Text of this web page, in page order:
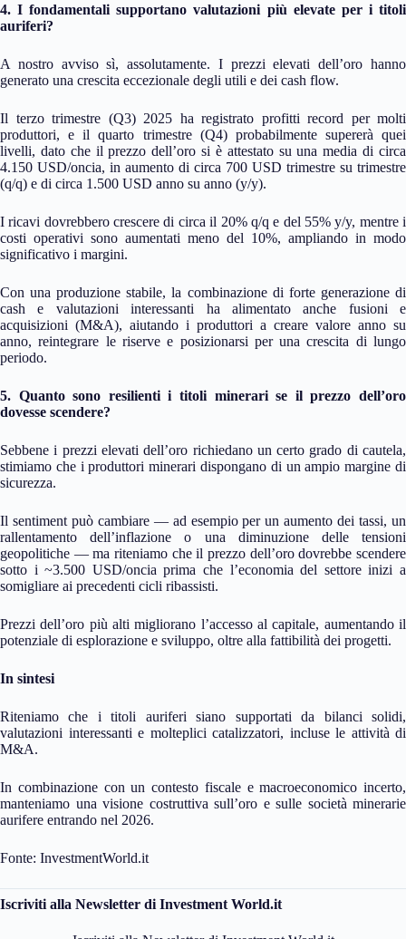
4. I fondamentali supportano valutazioni più elevate per i titoli
auriferi?
A nostro avviso sì, assolutamente. I prezzi elevati dell’oro hanno
generato una crescita eccezionale degli utili e dei cash flow.
Il terzo trimestre (Q3) 2025 ha registrato profitti record per molti
produttori, e il quarto trimestre (Q4) probabilmente supererà quei
livelli, dato che il prezzo dell’oro si è attestato su una media di circa
4.150 USD/oncia, in aumento di circa 700 USD trimestre su trimestre
(q/q) e di circa 1.500 USD anno su anno (y/y).
I ricavi dovrebbero crescere di circa il 20% q/q e del 55% y/y, mentre i
costi operativi sono aumentati meno del 10%, ampliando in modo
significativo i margini.
Con una produzione stabile, la combinazione di forte generazione di
cash e valutazioni interessanti ha alimentato anche fusioni e
acquisizioni (M&A), aiutando i produttori a creare valore anno su
anno, reintegrare le riserve e posizionarsi per una crescita di lungo
periodo.
5. Quanto sono resilienti i titoli minerari se il prezzo dell’oro
dovesse scendere?
Sebbene i prezzi elevati dell’oro richiedano un certo grado di cautela,
stimiamo che i produttori minerari dispongano di un ampio margine di
sicurezza.
Il sentiment può cambiare — ad esempio per un aumento dei tassi, un
rallentamento dell’inflazione o una diminuzione delle tensioni
geopolitiche — ma riteniamo che il prezzo dell’oro dovrebbe scendere
sotto i ~3.500 USD/oncia prima che l’economia del settore inizi a
somigliare ai precedenti cicli ribassisti.
Prezzi dell’oro più alti migliorano l’accesso al capitale, aumentando il
potenziale di esplorazione e sviluppo, oltre alla fattibilità dei progetti.
In sintesi
Riteniamo che i titoli auriferi siano supportati da bilanci solidi,
valutazioni interessanti e molteplici catalizzatori, incluse le attività di
M&A.
In combinazione con un contesto fiscale e macroeconomico incerto,
manteniamo una visione costruttiva sull’oro e sulle società minerarie
aurifere entrando nel 2026.
Fonte: InvestmentWorld.it
Iscriviti alla Newsletter di Investment World.it